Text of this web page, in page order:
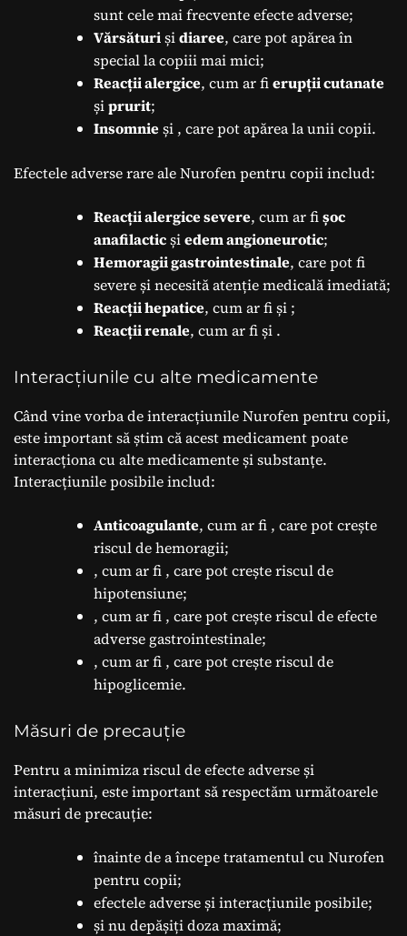
sunt cele mai frecvente efecte adverse;
Vărsăturișidiaree, care pot apărea în
special la copiii mai mici;
Reacții alergice, cum ar fierupții cutanate
șiprurit;
Insomnieși , care pot apărea la unii copii.
Efectele adverse rare ale Nurofen pentru copii includ:
Reacții alergice severe, cum ar fișoc
anafilacticșiedem angioneurotic;
Hemoragii gastrointestinale, care pot fi
severe și necesită atenție medicală imediată;
Reacții hepatice, cum ar fiși ;
Reacții renale, cum ar fiși .
Interacțiunile cu alte medicamente
Când vine vorba de interacțiunile Nurofen pentru copii,
este important să știm că acest medicament poate
interacționa cu alte medicamente și substanțe.
Interacțiunile posibile includ:
Anticoagulante, cum ar fi , care pot crește
riscul de hemoragii;
, cum ar fi , care pot crește riscul de
hipotensiune;
, cum ar fi , care pot crește riscul de efecte
adverse gastrointestinale;
, cum ar fi , care pot crește riscul de
hipoglicemie.
Măsuri de precauție
Pentru a minimiza riscul de efecte adverse și
interacțiuni, este important să respectăm următoarele
măsuri de precauție:
înainte de a începe tratamentul cu Nurofen
pentru copii;
efectele adverse și interacțiunile posibile;
și nu depășiți doza maximă;